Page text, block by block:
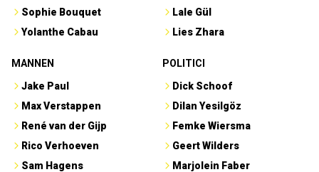
Sophie Bouquet
Yolanthe Cabau
Lale Gül
Lies Zhara
MANNEN
Jake Paul
Max Verstappen
René van der Gijp
Rico Verhoeven
Sam Hagens
POLITICI
Dick Schoof
Dilan Yesilgöz
Femke Wiersma
Geert Wilders
Marjolein Faber